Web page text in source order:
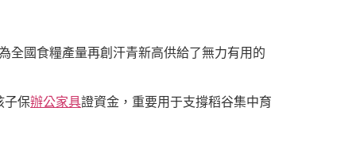
全國食糧產量再創汗青新高供給了無力有用的
子保辦公家具證資金，重要用于支撐稻谷集中育